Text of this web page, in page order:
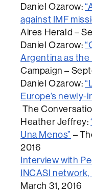
Daniel Ozarow:
against IMF
Aires Herald –
Daniel Ozarow:
Argentina as the
Campaign –
Daniel Ozarow:
Europe’s newly-
The
Heather Jeffrey:
Una Menos” –
2016
Interview with
INCASI
March 31, 2016